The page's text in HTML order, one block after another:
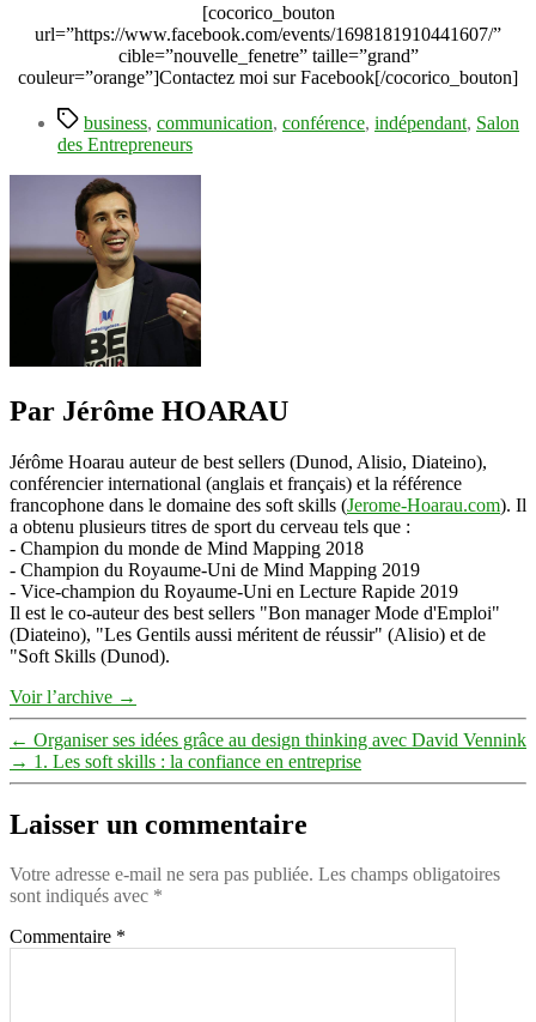
[cocorico_bouton
url=”https://www.facebook.com/events/1698181910441607/”
cible=”nouvelle_fenetre” taille=”grand”
couleur=”orange”]Contactez moi sur Facebook[/cocorico_bouton]
Étiquettes
business, communication, conférence, indépendant, Salon
des Entrepreneurs
Par Jérôme HOARAU
Jérôme Hoarau auteur de best sellers (Dunod, Alisio, Diateino),
conférencier international (anglais et français) et la référence
francophone dans le domaine des soft skills (Jerome-Hoarau.com). Il
a obtenu plusieurs titres de sport du cerveau tels que :
- Champion du monde de Mind Mapping 2018
- Champion du Royaume-Uni de Mind Mapping 2019
- Vice-champion du Royaume-Uni en Lecture Rapide 2019
Il est le co-auteur des best sellers "Bon manager Mode d'Emploi"
(Diateino), "Les Gentils aussi méritent de réussir" (Alisio) et de
"Soft Skills (Dunod).
Voir l’archive →
← Organiser ses idées grâce au design thinking avec David Vennink
→ 1. Les soft skills : la confiance en entreprise
Laisser un commentaire
Votre adresse e-mail ne sera pas publiée. Les champs obligatoires
sont indiqués avec *
Commentaire *